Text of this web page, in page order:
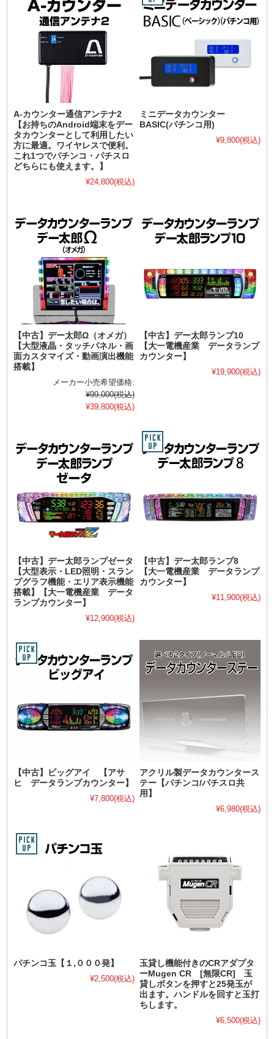
A-カウンター通信アンテナ2
【お持ちのAndroid端末をデー
タカウンターとして利用したい
方に最適。ワイヤレスで便利。
これ1つでパチンコ・パチスロ
どちらにも使えます。】
¥24,800(税込)
ミニデータカウンター
BASIC(パチンコ用)
¥9,800(税込)
【中古】デー太郎Ω（オメガ）
【大型液晶・タッチパネル・画
面カスタマイズ・動画演出機能
搭載】
メーカー小売希望価格:
¥99,000(税込)
¥39,800(税込)
【中古】デー太郎ランプ10
【大一電機産業 データランプ
カウンター】
¥19,900(税込)
【中古】デー太郎ランプゼータ
【大型表示・LED照明・スラン
プグラフ機能・エリア表示機能
搭載】【大一電機産業 データ
ランプカウンター】
¥12,900(税込)
【中古】デー太郎ランプ8
【大一電機産業 データランプ
カウンター】
¥11,900(税込)
【中古】ビッグアイ 【アサ
ヒ データランプカウンター】
¥7,800(税込)
アクリル製データカウンタース
テー【パチンコ/パチスロ共
用】
¥6,980(税込)
パチンコ玉【１,０００発】
¥2,500(税込)
玉貸し機能付きのCRアダプタ
ーMugen CR [無限CR] 玉
貸しボタンを押すと25発玉が
出ます。ハンドルを回すと玉打
ちします。
¥6,500(税込)